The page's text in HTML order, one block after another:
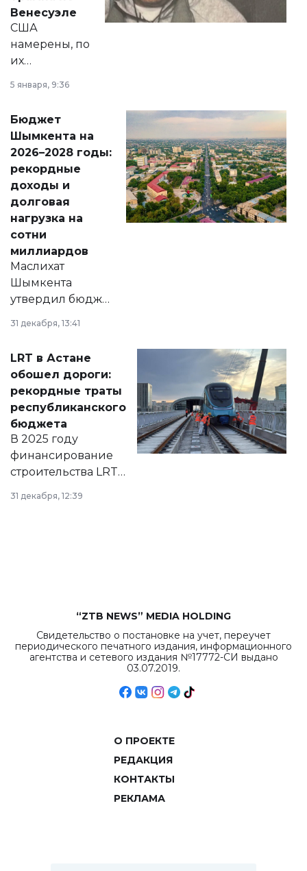
личного здоровья.
Венесуэле
США
намерены, по
их
принести
народу
Венесуэлы.
5 января, 9:36
Бюджет
Шымкента на
2026–2028 годы:
рекордные
доходы и
долговая
нагрузка на
сотни
миллиардов
Маслихат
Шымкента
утвердил бюджет
города на 2026–
2028 годы.
документ
появился в базе
нормативных
правовых актов и
на сайте маслихат
города.
31 декабря, 13:41
LRT в Астане
обошел дороги:
рекордные траты
республиканского
бюджета
В 2025 году
финансирование
строительства LRT
в Астане из
республиканского
31 декабря, 12:39
“ZTB NEWS” MEDIA HOLDING
Свидетельство о постановке на учет, переучет
периодического печатного издания, информационного
агентства и сетевого издания №17772-СИ выдано
03.07.2019.
О ПРОЕКТЕ
РЕДАКЦИЯ
КОНТАКТЫ
РЕКЛАМА